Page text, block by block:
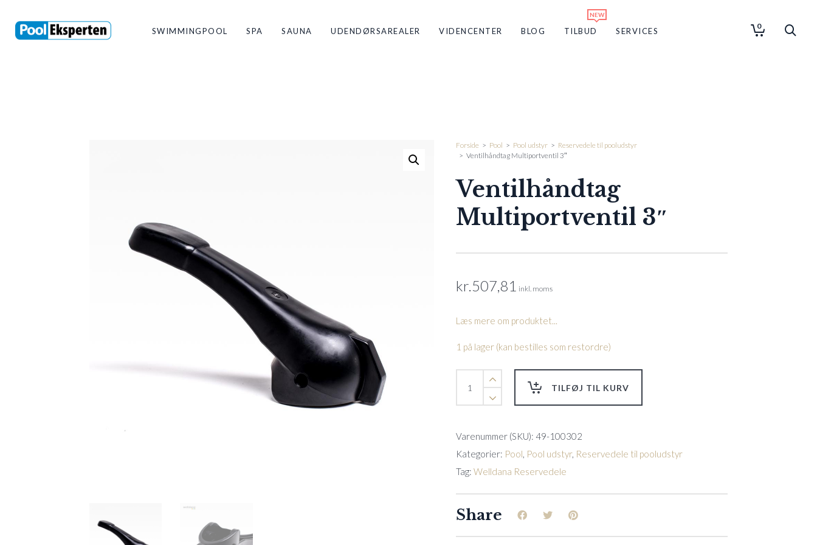
SWIMMINGPOOL SPA SAUNA UDENDØRSAREALER VIDENCENTER BLOG TILBUD SERVICES
0
Forside > Pool > Pool udstyr > Reservedele til pooludstyr
> Ventilhåndtag Multiportventil 3″
Ventilhåndtag
Multiportventil 3″
kr.507,81 inkl. moms
Læs mere om produktet...
1 på lager (kan bestilles som restordre)
Ventilhåndtag
Multiportventil
TILFØJ TIL KURV
Varenummer (SKU): 49-100302
Kategorier: Pool, Pool udstyr, Reservedele til pooludstyr
Tag: Welldana Reservedele
Share